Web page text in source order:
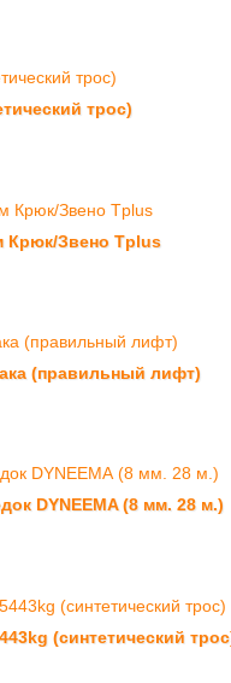
трос)
Крюк/Звено Tplus
(правильный лифт)
DYNEEMA (8 мм. 28 м.)
(синтетический